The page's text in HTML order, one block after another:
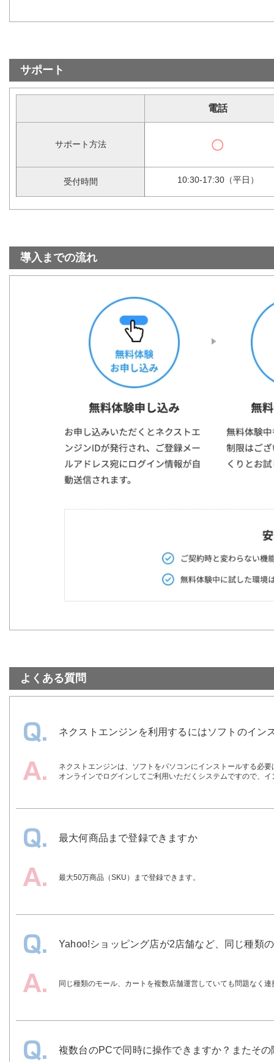
サポート
電話
サポート方法
受付時間 10:30-17:30（平日）
導入までの流れ
よくある質問
ネクストエンジンを利用するにはソフトのイン
ネクストエンジンは、ソフトをパソコンにインストールする必
オンラインでログインしてご利用いただくシステムですので、
最大何商品まで登録できますか
最大50万商品（SKU）まで登録できます。
Yahoo!ショッピング店が2店舗など、同じ種類
同じ種類のモール、カートを複数店舗運営していても問題なく
複数台のPCで同時に操作できますか？またそ